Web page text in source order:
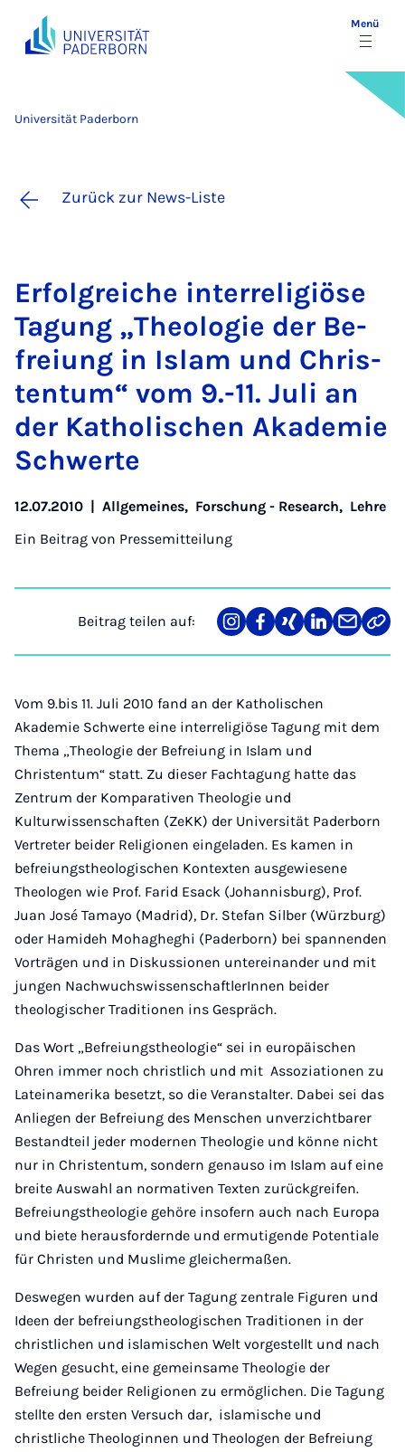
Menü
Universität Paderborn
Zurück zur News-Liste
Er­folg­rei­che in­ter­re­li­gi­öse
Ta­gung „Theo­lo­gie der Be­
frei­ung in Is­lam und Chris­
ten­tum“ vom 9.-11. Ju­li an
der Ka­tho­li­schen Aka­de­mie
Schwer­te
12.07.2010 | Allgemeines, Forschung - Research, Lehre
Ein Beitrag von Pressemitteilung
Beitrag teilen auf:
Teilen
auf
Teilen
auf
Teilen
auf
Teilen
auf
Teilen
über
Link
Vom 9.bis 11. Juli 2010 fand an der Katholischen
Akademie Schwerte eine interreligiöse Tagung mit dem
Thema „Theologie der Befreiung in Islam und
Christentum“ statt. Zu dieser Fachtagung hatte das
Zentrum der Komparativen Theologie und
Kulturwissenschaften (ZeKK) der Universität Paderborn
Vertreter beider Religionen eingeladen. Es kamen in
befreiungstheologischen Kontexten ausgewiesene
Theologen wie Prof. Farid Esack (Johannisburg), Prof.
Juan José Tamayo (Madrid), Dr. Stefan Silber (Würzburg)
oder Hamideh Mohagheghi (Paderborn) bei spannenden
Vorträgen und in Diskussionen untereinander und mit
jungen NachwuchswissenschaftlerInnen beider
theologischer Traditionen ins Gespräch.
Das Wort „Befreiungstheologie“ sei in europäischen
Ohren immer noch christlich und mit Assoziationen zu
Lateinamerika besetzt, so die Veranstalter. Dabei sei das
Anliegen der Befreiung des Menschen unverzichtbarer
Bestandteil jeder modernen Theologie und könne nicht
nur in Christentum, sondern genauso im Islam auf eine
breite Auswahl an normativen Texten zurückgreifen.
Befreiungstheologie gehöre insofern auch nach Europa
und biete herausfordernde und ermutigende Potentiale
für Christen und Muslime gleichermaßen.
Deswegen wurden auf der Tagung zentrale Figuren und
Ideen der befreiungstheologischen Traditionen in der
christlichen und islamischen Welt vorgestellt und nach
Wegen gesucht, eine gemeinsame Theologie der
Befreiung beider Religionen zu ermöglichen. Die Tagung
stellte den ersten Versuch dar, islamische und
christliche Theologinnen und Theologen der Befreiung